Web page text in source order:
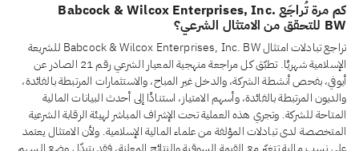
كم مرة تُراجَع Babcock & Wilcox Enterprises, Inc.
BW للتحقق من الامتثال الشرعي؟
تراجع تبادلات امتثال Babcock & Wilcox Enterprises, Inc. BW للشريعة
الإسلامية شهريًا. تطبّق كل مراجعة منهجية المعيار الشرعي رقم 21 الصادر عن
أيوفي، بفحص أنشطة الشركة، والدخل غير المباح، والاستثمارات المرتبطة بالفائدة،
والديون المرتبطة بالفائدة، وأسهم الامتياز، استنادًا إلى أحدث البيانات المالية
المتاحة للشركة. وتجري هذه العملية تحت الإشراف المباشر لهيئة الرقابة الشرعية
المتخصصة لدى تبادلات المؤلفة من علماء المالية الإسلامية. ولأن الامتثال يعتمد